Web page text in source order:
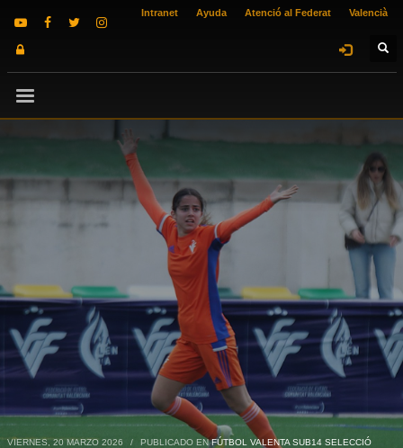
Intranet Ayuda Atenció al Federat Valencià
VIERNES, 20 MARZO 2026 / PUBLICADO ENFÚTBOL VALENTA SUB14 SELECCIÓ